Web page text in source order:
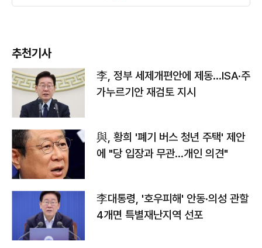
추천기사
李, 정부 세제개편안에 제동…ISA·주
가누르기안 재검토 지시
與, 황희 '폐기 버스 청년 주택' 제안
에 "당 입장과 무관…개인 의견"
李대통령, '호우피해' 안동·의성 관할
4개면 특별재난지역 선포